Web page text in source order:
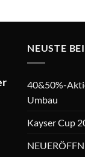
NEUSTE
40&50%-
Umbau
Kayser Cup